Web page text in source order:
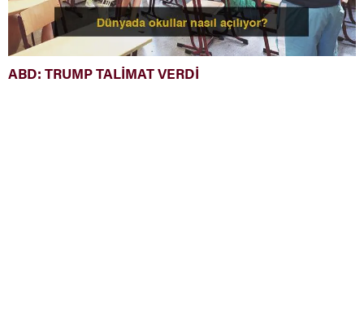
ABD: TRUMP TALİMAT VERDİ